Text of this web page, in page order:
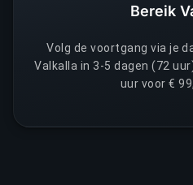
Bereik
Volg de voortgang via je
Valkalla in 3-5 dagen (72
uur voor €